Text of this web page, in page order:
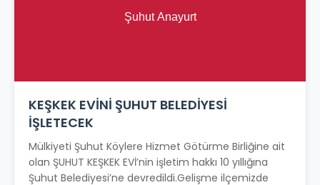
KEŞKEK EVİNİ ŞUHUT BELEDİYESİ
İŞLETECEK
Mülkiyeti Şuhut Köylere Hizmet Götürme Birliğine ait
olan ŞUHUT KEŞKEK EVİ’nin işletim hakkı 10 yıllığına
Şuhut Belediyesi’ne devredildi.Gelişme ilçemizde